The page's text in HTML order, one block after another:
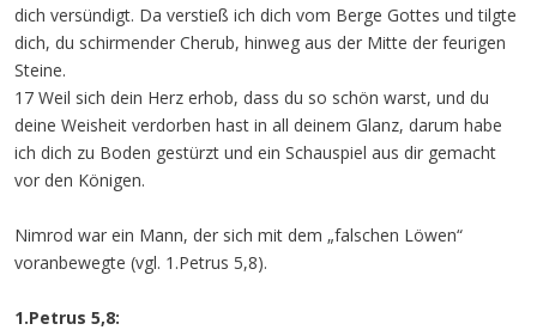
dich versündigt. Da verstieß ich dich vom Berge Gottes und tilgte
dich, du schirmender Cherub, hinweg aus der Mitte der feurigen
Steine.
17 Weil sich dein Herz erhob, dass du so schön warst, und du
deine Weisheit verdorben hast in all deinem Glanz, darum habe
ich dich zu Boden gestürzt und ein Schauspiel aus dir gemacht
vor den Königen.
Nimrod war ein Mann, der sich mit dem „falschen Löwen“
voranbewegte (vgl. 1.Petrus 5,8).
1.Petrus 5,8: